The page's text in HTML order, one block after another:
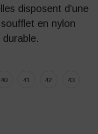
disposent d’une
en nylon
40 41 42 43